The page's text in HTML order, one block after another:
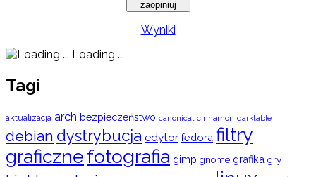
Wyniki
Loading ...
Tagi
aktualizacja arch bezpieczeństwo canonical cinnamon darktable
debian dystrybucja edytor fedora filtry
graficznefotografia gimp gnome grafika gry